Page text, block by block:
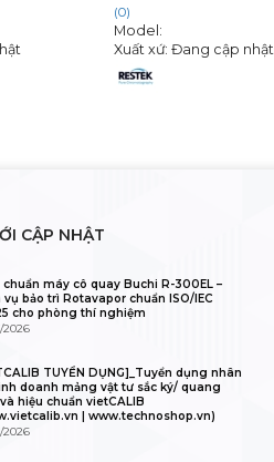
Rated
0
out
5
(0)
Model:
Xuất xứ: Đang cập nhật
CẬP NHẬT
chuẩn máy cô quay Buchi R-300EL –
vụ bảo trì Rotavapor chuẩn ISO/IEC
cho phòng thí nghiệm
2026
TUYỂN DỤNG]_Tuyển dụng nhân
doanh mảng vật tư sắc ký/ quang
hiệu chuẩn vietCALIB
| www.technoshop.vn)
2026